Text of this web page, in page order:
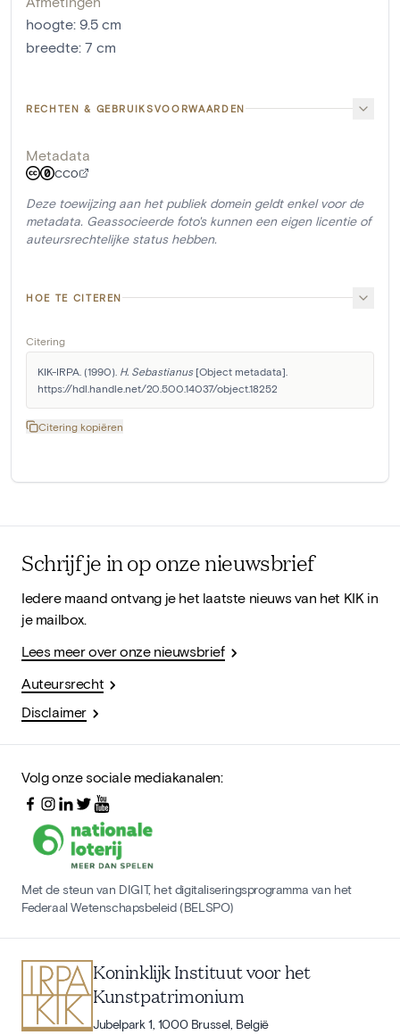
hoogte: 9.5 cm
breedte: 7 cm
RECHTEN & GEBRUIKSVOORWAARDEN
Metadata
CC0
Deze toewijzing aan het publiek domein geldt enkel voor de
metadata. Geassocieerde foto's kunnen een eigen licentie of
auteursrechtelijke status hebben.
HOE TE CITEREN
Citering
KIK-IRPA. (1990). H. Sebastianus [Object metadata].
https://hdl.handle.net/20.500.14037/object.18252
Citering kopiëren
Schrijf je in op onze nieuwsbrief
Iedere maand ontvang je het laatste nieuws van het KIK in
je mailbox.
Lees meer over onze nieuwsbrief
Auteursrecht
Disclaimer
Volg onze sociale mediakanalen:
Met de steun van DIGIT, het digitaliseringsprogramma van het
Federaal Wetenschapsbeleid (BELSPO)
Koninklijk Instituut voor het
Kunstpatrimonium
Jubelpark 1, 1000 Brussel, België